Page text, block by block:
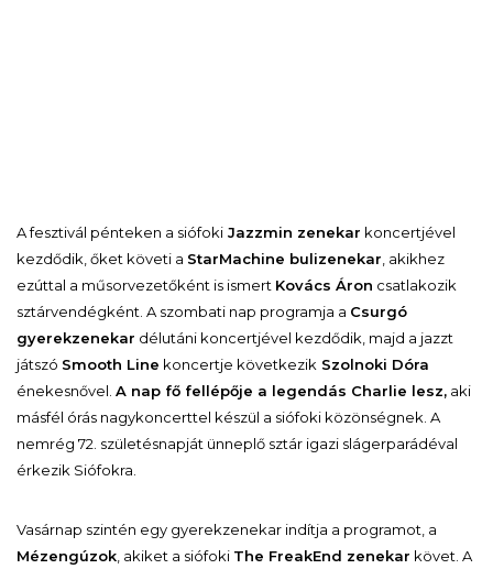
A fesztivál pénteken a siófoki Jazzmin zenekar koncertjével
kezdődik, őket követi a StarMachine bulizenekar , akikhez
ezúttal a műsorvezetőként is ismert Kovács Áron csatlakozik
sztárvendégként. A szombati nap programja a Csurgó
gyerekzenekar délutáni koncertjével kezdődik, majd a jazzt
játszó Smooth Line koncertje következik Szolnoki Dóra
énekesnővel. A nap fő fellépője a legendás Charlie lesz, aki
másfél órás nagykoncerttel készül a siófoki közönségnek. A
nemrég 72. születésnapját ünneplő sztár igazi slágerparádéval
érkezik Siófokra.
Vasárnap szintén egy gyerekzenekar indítja a programot, a
Mézengúzok , akiket a siófoki The FreakEnd zenekar követ. A